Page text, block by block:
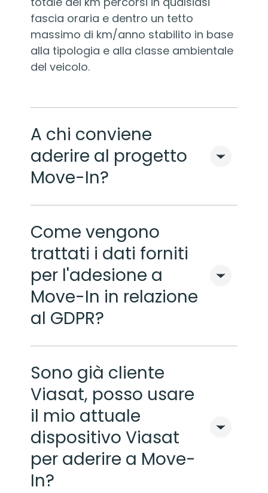
fascia oraria e dentro un tetto
massimo di km/anno stabilito in base
alla tipologia e alla classe ambientale
del veicolo.
A chi conviene
aderire al progetto
Move-In?
Come vengono
trattati i dati forniti
per l'adesione a
Move-In in relazione
al GDPR?
Sono già cliente
Viasat, posso usare
il mio attuale
dispositivo Viasat
per aderire a Move-
In?